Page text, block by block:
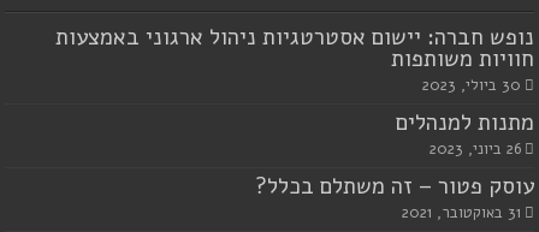
נופש חברה: יישום אסטרטגיות ניהול ארגוני באמצעות
חוויות משותפות
30 ביולי, 2023
מתנות למנהלים
26 ביוני, 2023
עוסק פטור – זה משתלם בכלל?
31 באוקטובר, 2021